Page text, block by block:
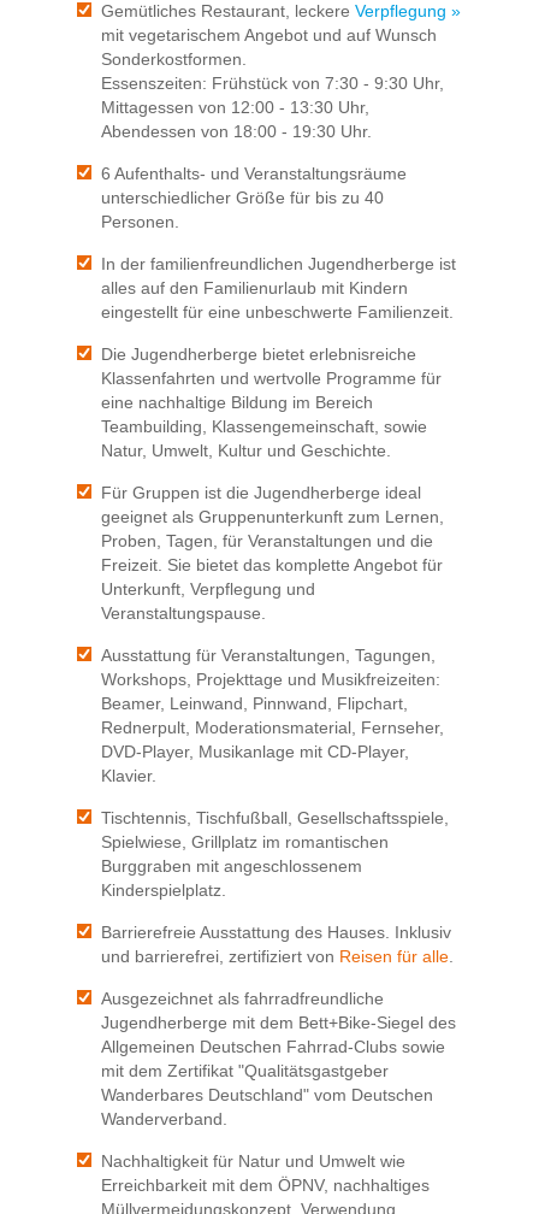
Gemütliches Restaurant, leckere Verpflegung »
mit vegetarischem Angebot und auf Wunsch
Sonderkostformen.
Essenszeiten: Frühstück von 7:30 - 9:30 Uhr,
Mittagessen von 12:00 - 13:30 Uhr,
Abendessen von 18:00 - 19:30 Uhr.
6 Aufenthalts- und Veranstaltungsräume
unterschiedlicher Größe für bis zu 40
Personen.
In der familienfreundlichen Jugendherberge ist
alles auf den Familienurlaub mit Kindern
eingestellt für eine unbeschwerte Familienzeit.
Die Jugendherberge bietet erlebnisreiche
Klassenfahrten und wertvolle Programme für
eine nachhaltige Bildung im Bereich
Teambuilding, Klassengemeinschaft, sowie
Natur, Umwelt, Kultur und Geschichte.
Für Gruppen ist die Jugendherberge ideal
geeignet als Gruppenunterkunft zum Lernen,
Proben, Tagen, für Veranstaltungen und die
Freizeit. Sie bietet das komplette Angebot für
Unterkunft, Verpflegung und
Veranstaltungspause.
Ausstattung für Veranstaltungen, Tagungen,
Workshops, Projekttage und Musikfreizeiten:
Beamer, Leinwand, Pinnwand, Flipchart,
Rednerpult, Moderationsmaterial, Fernseher,
DVD-Player, Musikanlage mit CD-Player,
Klavier.
Tischtennis, Tischfußball, Gesellschaftsspiele,
Spielwiese, Grillplatz im romantischen
Burggraben mit angeschlossenem
Kinderspielplatz.
Barrierefreie Ausstattung des Hauses. Inklusiv
und barrierefrei, zertifiziert von Reisen für alle.
Ausgezeichnet als fahrradfreundliche
Jugendherberge mit dem Bett+Bike-Siegel des
Allgemeinen Deutschen Fahrrad-Clubs sowie
mit dem Zertifikat "Qualitätsgastgeber
Wanderbares Deutschland" vom Deutschen
Wanderverband.
Nachhaltigkeit für Natur und Umwelt wie
Erreichbarkeit mit dem ÖPNV, nachhaltiges
Müllvermeidungskonzept, Verwendung